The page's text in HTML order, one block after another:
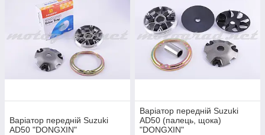
Варіатор передній Suzuki
AD50 "DONGXIN"
Варіатор передній Suzuki
AD50 (палець, щока)
"DONGXIN"